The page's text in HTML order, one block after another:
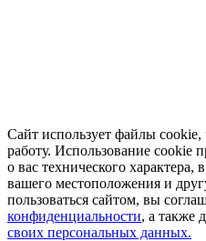
Сайт использует файлы cookie,
работу. Использование cookie
о вас технического характера,
вашего местоположения и
пользоваться сайтом, вы
конфиденциальности, а также
своих персональных данных.